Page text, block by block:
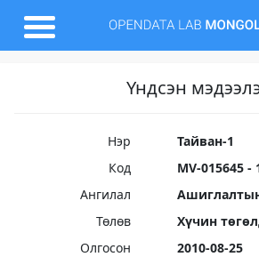
Үндсэн
Нэр
Тайван-1
Код
MV-015645 -
Ангилал
Төлөв
Хүчин
Олгосон
2010-08-25